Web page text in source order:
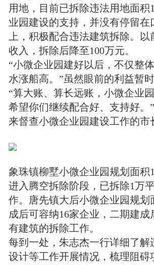
用地，目前已拆除违法用地面
业园建设的支持，并没有停留
上，积极配合违法建筑拆除。
收入，拆除后降至100万元。
“小微企业园建好以后，不仅整
水涨船高。”虽然眼前的利益暂
“算大账、算长远账，小微企业
希望你们继续配合好、支持好
来督查小微企业园建设工作的
象珠镇柳墅小微企业园规划面积
进入腾空拆除阶段，已拆除1万
作。唐先镇大后小微企业园规
成后可容纳16家企业，二期建
有建筑的拆除工作。
每到一处，朱志杰一行详细了
设计等工作开展情况，梳理阻